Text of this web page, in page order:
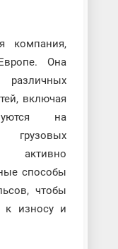
компания,
Она
включая
на
активно
способы
чтобы
к износу и